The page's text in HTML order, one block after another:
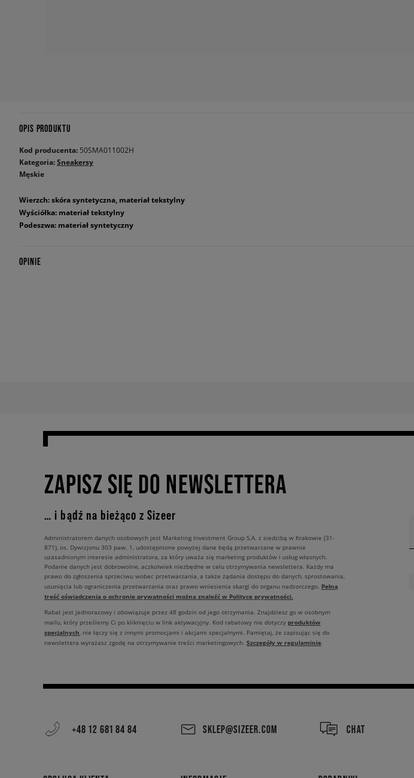
OPIS PRODUKTU
Kod producenta: 50SMA011002H
Kategoria:Sneakersy
Męskie
Wierzch: skóra syntetyczna, materiał tekstylny
Wyściółka: materiał tekstylny
Podeszwa: materiał syntetyczny
OPINIE
ZAPISZ SIĘ DO NEWSLETTERA
… i bądź na bieżąco z Sizeer
Administratorem danych osobowych jest Marketing Investment Group S.A. z siedzibą w Krakowie (31-
871), os. Dywizjonu 303 paw. 1, udostępnione powyżej dane będą przetwarzane w prawnie
uzasadnionym interesie administratora, za który uważa się marketing produktów i usług własnych.
Podanie danych jest dobrowolne, aczkolwiek niezbędne w celu otrzymywania newslettera. Każdy ma
prawo do zgłoszenia sprzeciwu wobec przetwarzania, a także żądania dostępu do danych, sprostowania,
usunięcia lub ograniczenia przetwarzania oraz prawo wniesienia skargi do organu nadzorczego. Pełną
treść oświadczenia o ochronie prywatności można znaleźć w Polityce prywatności.
Rabat jest jednorazowy i obowiązuje przez 48 godzin od jego otrzymania. Znajdziesz go w osobnym
mailu, który prześlemy Ci po kliknięciu w link aktywacyjny. Kod rabatowy nie dotyczy produktów
specjalnych, nie łączy się z innymi promocjami i akcjami specjalnymi. Pamiętaj, że zapisując się do
newslettera wyrażasz zgodę na otrzymywanie treści marketingowych. Szczegóły w regulaminie.
+48 12 681 84 84 SKLEP@SIZEER.COM CHAT